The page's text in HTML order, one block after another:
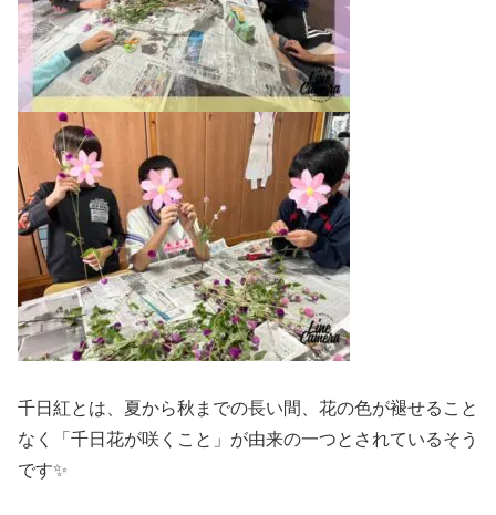
千日紅とは、夏から秋までの長い間、花の色が褪せること
なく「千日花が咲くこと」が由来の一つとされているそう
です✨